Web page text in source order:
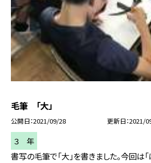
毛筆 「大」
公開日 2021/09/28 更新日 2021/
３ 年
書写の毛筆で「大」を書きました。今回は